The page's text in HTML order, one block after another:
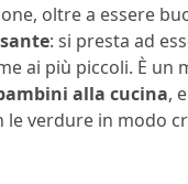
oltre a essere
: si presta ad
ai più piccoli. È un
alla cucina,
le verdure in modo